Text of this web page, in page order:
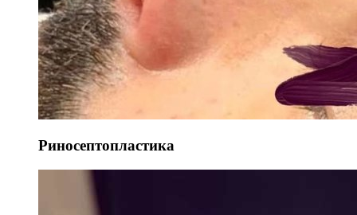
Риносептопластика